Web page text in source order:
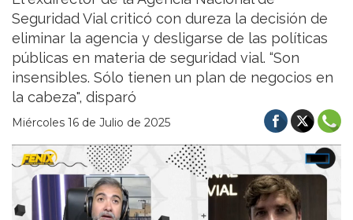
Seguridad Vial criticó con dureza la decisión de
eliminar la agencia y desligarse de las políticas
públicas en materia de seguridad vial. “Son
insensibles. Sólo tienen un plan de negocios en
la cabeza", disparó
Miércoles 16 de Julio de 2025